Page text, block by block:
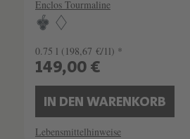
Enclos Tourmaline
0.75 l (198,67 €/1l) *
149,00 €
IN DEN WARENKORB
Lebensmittelhinweise